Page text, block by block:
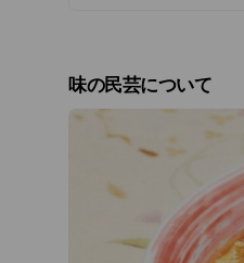
味の民芸について